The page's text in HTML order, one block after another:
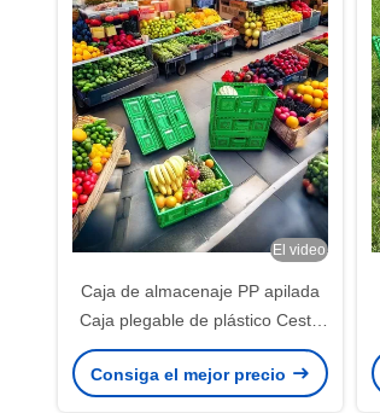
El video
Caja de almacenaje PP apilada
Caja plegable de plástico Cesta
de verduras grande
Consiga el mejor precio